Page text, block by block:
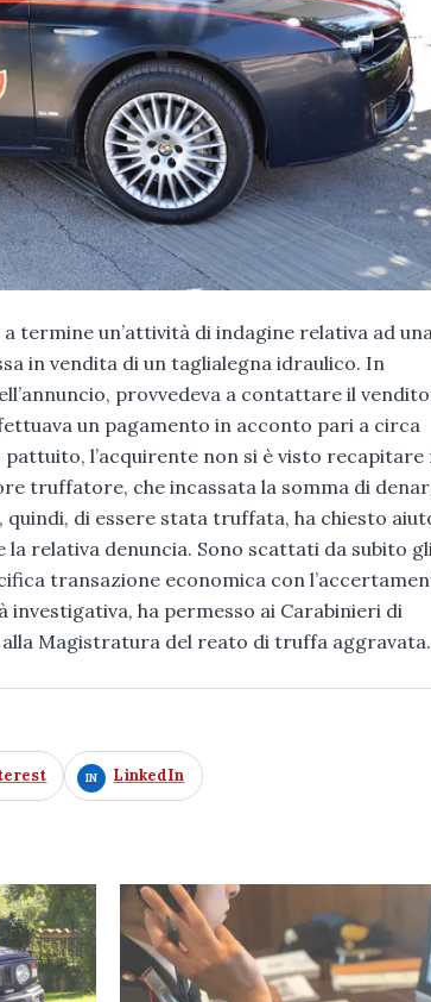
termine un’attività di indagine relativa ad una
in vendita di un taglialegna idraulico. In
provvedeva a contattare il
un pagamento in acconto pari a circa
l’acquirente non si è visto recapitare
truffatore, che incassata la somma di
di essere stata truffata, ha chiesto
relativa denuncia. Sono scattati da subito gli
transazione economica con
ha permesso ai Carabinieri di
Magistratura del reato di truffa aggravata.
LinkedIn